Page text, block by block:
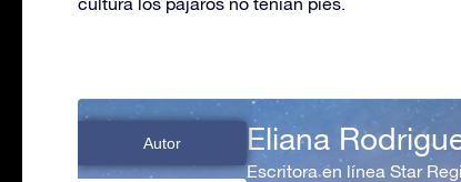
Autor Eliana
Escritora en línea Star